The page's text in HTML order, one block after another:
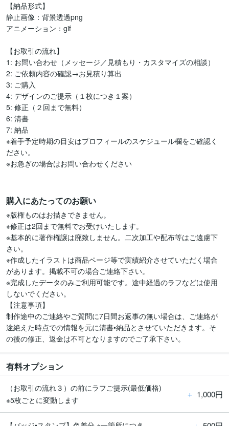
【納品形式】
静止画像：背景透過png
アニメーション：gif
【お取引の流れ】
1: お問い合わせ（メッセージ／見積もり・カスタマイズの相談）
2: ご依頼内容の確認→お見積り算出
3: ご購入
4: デザインのご提示（１枚につき１案）
5: 修正（２回まで無料）
6: 清書
7: 納品
※着手予定時期の目安はプロフィールのスケジュール欄をご確認く
ださい。
※お急ぎの場合はお問い合わせください
購入にあたってのお願い
※版権ものはお描きできません。
※修正は2回まで無料でお受けいたします。
※基本的に著作権譲は廃致しません。二次加工や配布等はご遠慮下
さい。
※作成したイラストは商品ページ等で実績紹介させていただく場合
があります。掲載不可の場合ご連絡下さい。
※完成したデータのみご利用可能です。途中経過のラフなどは使用
しないでください。
【注意事項】
制作途中のご連絡やご質問に7日間お返事の無い場合は、ご連絡が
途絶えた時点での情報を元に清書•納品とさせていただきます。そ
の後の修正、返金は不可となりますのでご了承下さい。
有料オプション
（お取引の流れ３）の前にラフご提示(最低価格)
※5枚ごとに変動します
＋ 1,000円